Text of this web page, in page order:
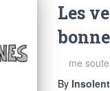
Les
me
By